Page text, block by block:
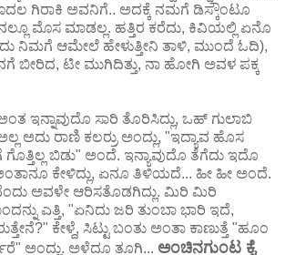
ಗಿರಾಕಿ ಅವನಿಗೆ.. ಅದಕ್ಕೆ ನಮಗೆ ಡಿಸ್ಕೌಂಟೂ
ಮೊಸ ಮಾಡಲ್ಲ. ಹತ್ತಿರ ಕರೆದು, ಕಿವಿಯಲ್ಲಿ ಏನೊ
ನಿಮಗೆ ಆಮೇಲೆ ಹೇಳುತ್ತೀನಿ ತಾಳಿ, ಮುಂದೆ ಓದಿ),
ಬೀರಿದ, ಟೀ ಮುಗಿದಿತ್ತು, ನಾ ಹೋಗಿ ಅವಳ ಪಕ್ಕ
ಇನ್ನಾವುದೊ ಸಾರಿ ತೊರಿಸಿದ್ಲು, ಒಹ್ ಗುಲಾಬಿ
ಅದು ರಾಣಿ ಕಲರ್ರು ಅಂದ್ಲು, "ಇದ್ಯಾವ ಹೊಸ
ಬಿಡು" ಅಂದೆ. ಇನ್ಯಾವುದೊ ತೆಗೆದು ಇದೊ
ಕೇಳಿದ್ಲು, ಏನೂ ತಿಳಿಯದೆ... ಹೀ ಹೀ ಅಂದೆ.
ಅವಳೇ ಆರಿಸತೊಡಗಿದ್ಲು. ಮಿರಿ ಮಿರಿ
ಎತ್ತಿ, "ಏನಿದು ಜರಿ ತುಂಬಾ ಭಾರಿ ಇದೆ,
ಕೇಳ್ದೆ, ಸಿಟ್ಟು ಬಂತು ಅಂತಾ ಕಾಣುತ್ತೆ "ಹೂಂ
ಅಂದ್ಲು. ಅಳೆದೂ ತೂಗಿ... ಅಂಚಿನಗುಂಟ ಕೈ